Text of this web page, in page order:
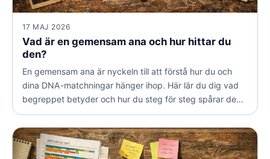
17 MAJ 2026
Vad är en gemensam ana och hur hittar du
den?
En gemensam ana är nyckeln till att förstå hur du och
dina DNA-matchningar hänger ihop. Här lär du dig vad
begreppet betyder och hur du steg för steg spårar den
person ni båda härstammar från.